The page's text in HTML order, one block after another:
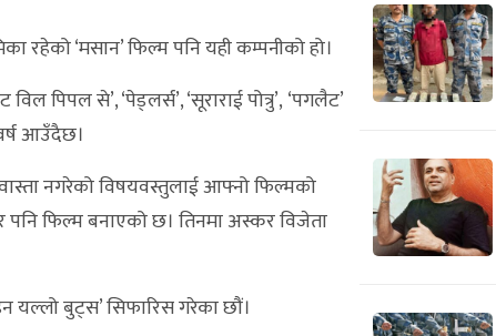
रहेको ‘मसान’ फिल्म पनि यही कम्पनीको हो।
पिपल से’, ‘पेड्लर्स’, ‘सूराराई पोत्रु’, ‘पगलैट’
आउँदैछ।
नगरेको विषयवस्तुलाई आफ्नो फिल्मको
फिल्म बनाएको छ। तिनमा अस्कर विजेता
यल्लो बुट्स’ सिफारिस गरेका छौं।